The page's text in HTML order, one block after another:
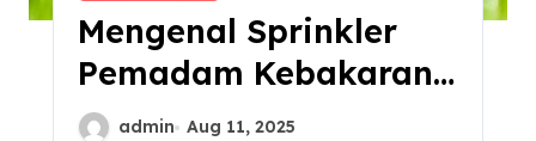
Mengenal Sprinkler
Pemadam Kebakaran
dan Manfaatnya
admin Aug 11, 2025